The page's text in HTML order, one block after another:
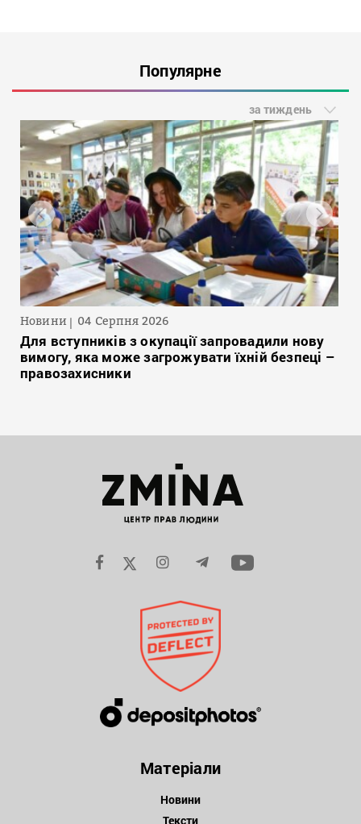
Популярне
за тиждень
Новини 04 Серпня 2026
Для вступників з окупації запровадили нову
вимогу, яка може загрожувати їхній безпеці –
правозахисники
Матеріали
Новини
Тексти